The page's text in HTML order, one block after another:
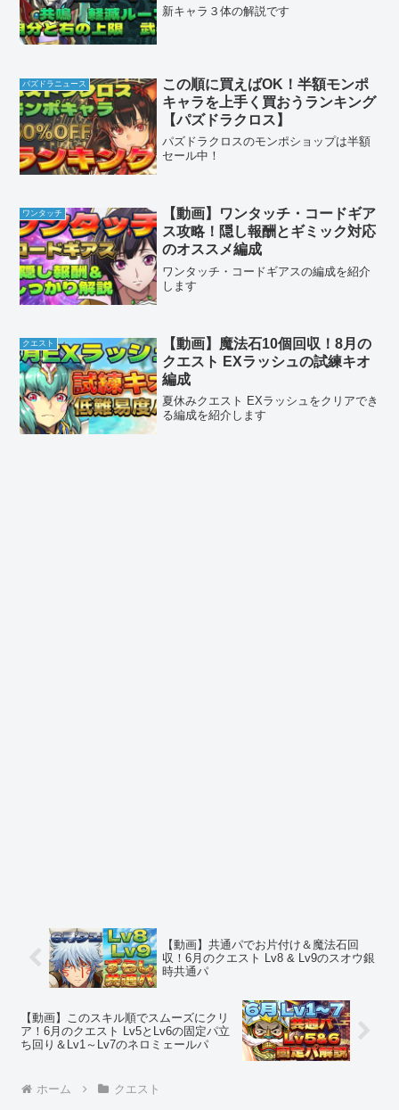
新キャラ３体の解説です
パズドラニュース
この順に買えばOK！半額モンポ
キャラを上手く買おうランキング
【パズドラクロス】
パズドラクロスのモンポショップは半額
セール中！
ワンタッチ
【動画】ワンタッチ・コードギア
ス攻略！隠し報酬とギミック対応
のオススメ編成
ワンタッチ・コードギアスの編成を紹介
します
クエスト
【動画】魔法石10個回収！8月の
クエスト EXラッシュの試練キオ
編成
夏休みクエスト EXラッシュをクリアでき
る編成を紹介します
【動画】共通パでお片付け＆魔法石回
収！6月のクエスト Lv8 & Lv9のスオウ銀
時共通パ
【動画】このスキル順でスムーズにクリ
ア！6月のクエスト Lv5とLv6の固定パ立
ち回り＆Lv1～Lv7のネロミェールパ
ホーム クエスト